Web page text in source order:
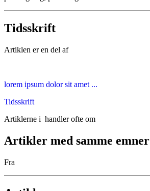
Tidsskrift
Artiklen er en del af
lorem ipsum dolor sit amet ...
Tidsskrift
Artiklerne i handler ofte om
Artikler med samme emner
Fra